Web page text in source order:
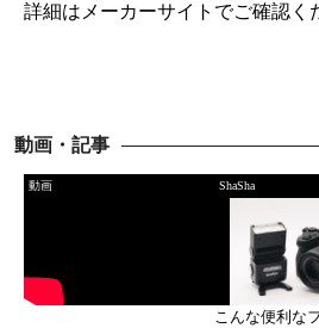
詳細はメーカーサイトでご確認く
動画・記事
動画 ShaSha
こんな便利な